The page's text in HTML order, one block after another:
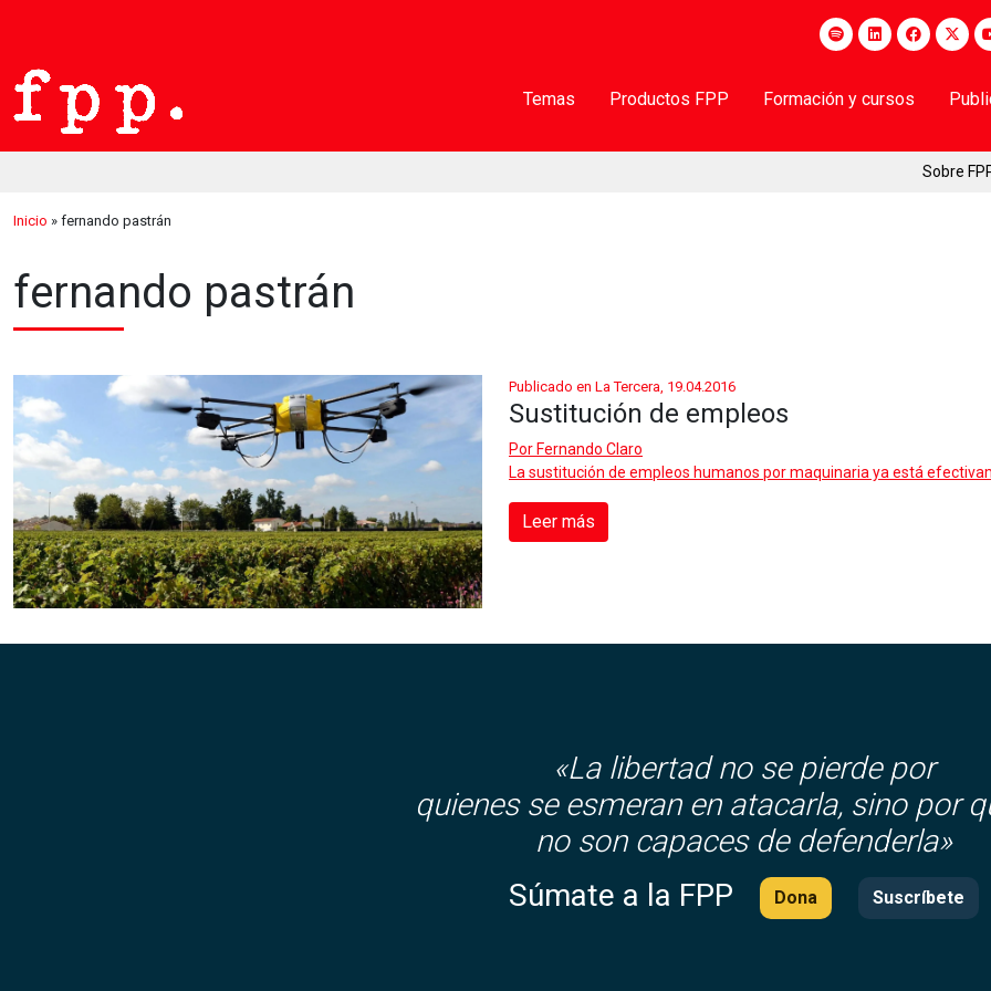
Temas Productos FPP Formación y cursos
Sobre
Inicio » fernando pastrán
fernando pastrán
Publicado en La Tercera, 19.04.2016
Sustitución de empleos
Por Fernando Claro
La sustitución de empleos humanos por maquinaria ya está
Leer más
«La libertad no se pierde por
quienes se esmeran en atacarla, sino por
no son capaces de defenderla»
Súmate a la FPP
Dona Suscríbete